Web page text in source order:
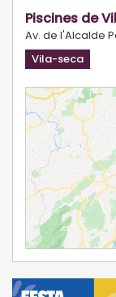
Piscines de
Av. de l'Alcalde
Vila-seca